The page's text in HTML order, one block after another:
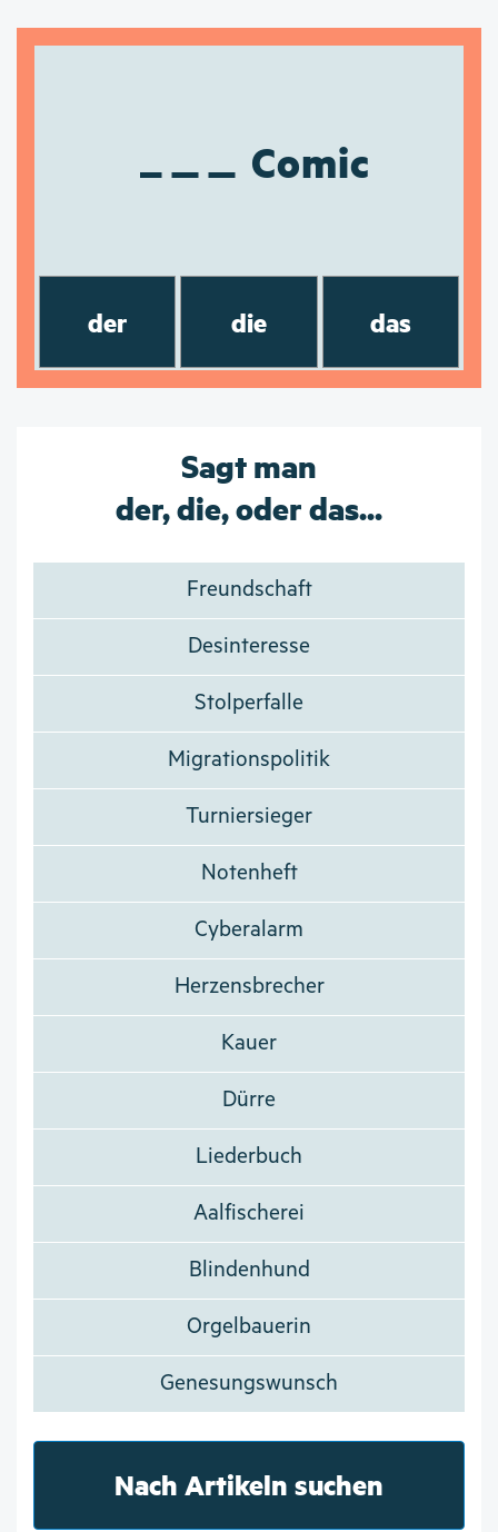
Comic
der die das
Sagt man
der, die, oder das...
Freundschaft
Desinteresse
Stolperfalle
Migrationspolitik
Turniersieger
Notenheft
Cyberalarm
Herzensbrecher
Kauer
Dürre
Liederbuch
Aalfischerei
Blindenhund
Orgelbauerin
Genesungswunsch
Nach Artikeln suchen